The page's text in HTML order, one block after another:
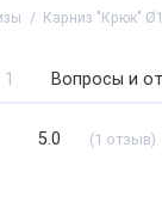
Карниз "Крюк"
1 Вопросы и
5.0 (1 отзыв)